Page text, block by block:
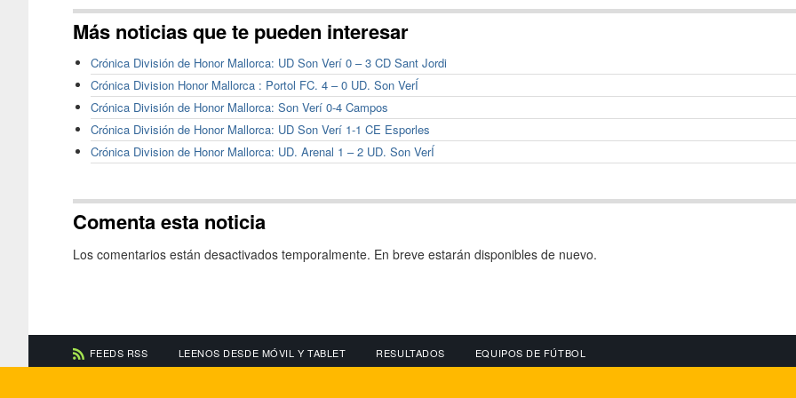
Más noticias que te pueden interesar
Crónica División de Honor Mallorca: UD Son Verí 0 – 3 CD Sant Jordi
Crónica Division Honor Mallorca : Portol FC. 4 – 0 UD. Son VerÍ
Crónica División de Honor Mallorca: Son Verí 0-4 Campos
Crónica División de Honor Mallorca: UD Son Verí 1-1 CE Esporles
Crónica Division de Honor Mallorca: UD. Arenal 1 – 2 UD. Son VerÍ
Comenta esta noticia
Los comentarios están desactivados temporalmente. En breve estarán disponibles de nuevo.
FEEDS RSS LEENOS DESDE MÓVIL Y TABLET RESULTADOS EQUIPOS DE FÚTBOL